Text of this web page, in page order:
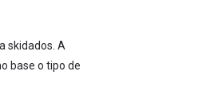
skidados. A
base o tipo de